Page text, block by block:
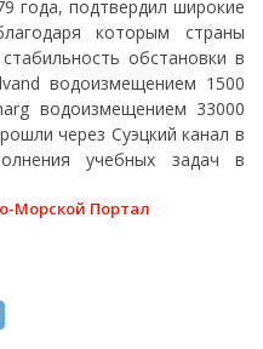
года, подтвердил широкие
которым страны
обстановки в
водоизмещением 1500
водоизмещением 33000
через Суэцкий канал в
учебных задач в
Морской Портал